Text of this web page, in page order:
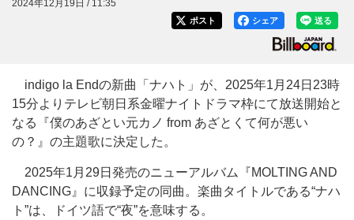
2024年12月19日 / 11:35
送る
シェア
ポスト
indigo la Endの新曲「ナハト」が、2025年1月24日23時
15分よりテレビ朝日系金曜ナイトドラマ枠にて放送開始と
なる『僕のあざとい元カノ from あざとくて何が悪い
の？』の主題歌に決定した。
2025年1月29日発売のニューアルバム『MOLTING AND
DANCING』に収録予定の同曲。楽曲タイトルである“ナハ
ト”は、ドイツ語で“夜”を意味する。